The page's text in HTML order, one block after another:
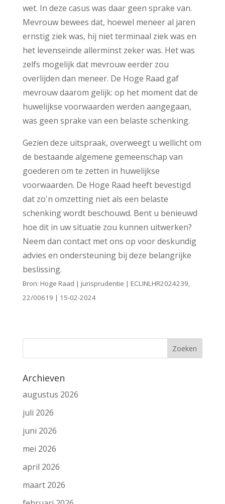
wet. In deze casus was daar geen sprake van.
Mevrouw bewees dat, hoewel meneer al jaren
ernstig ziek was, hij niet terminaal ziek was en
het levenseinde allerminst zeker was. Het was
zelfs mogelijk dat mevrouw eerder zou
overlijden dan meneer. De Hoge Raad gaf
mevrouw daarom gelijk: op het moment dat de
huwelijkse voorwaarden werden aangegaan,
was geen sprake van een belaste schenking.
Gezien deze uitspraak, overweegt u wellicht om
de bestaande algemene gemeenschap van
goederen om te zetten in huwelijkse
voorwaarden. De Hoge Raad heeft bevestigd
dat zo'n omzetting niet als een belaste
schenking wordt beschouwd. Bent u benieuwd
hoe dit in uw situatie zou kunnen uitwerken?
Neem dan contact met ons op voor deskundig
advies en ondersteuning bij deze belangrijke
beslissing.
Bron: Hoge Raad | jurisprudentie | ECLINLHR2024239,
22/00619 | 15-02-2024
Archieven
augustus 2026
juli 2026
juni 2026
mei 2026
april 2026
maart 2026